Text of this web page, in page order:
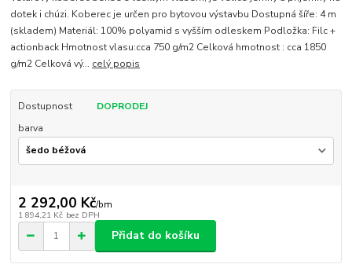
dotek i chúzi. Koberec je určen pro bytovou výstavbu Dostupná šíře: 4 m
(skladem) Materiál: 100% polyamid s vyšším odleskem Podložka: Filc +
actionback Hmotnost vlasu:cca 750 g/m2 Celková hmotnost : cca 1850
g/m2 Celková vý... celý popis
Dostupnost
DOPRODEJ
barva
2 292,00 Kč/bm
1 894,21 Kč bez DPH
Přidat do košíku